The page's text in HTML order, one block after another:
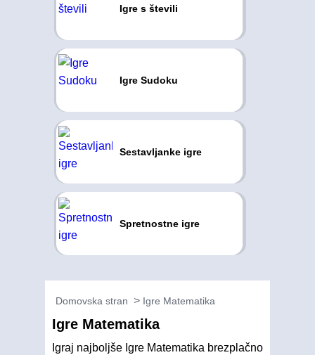
Igre s števili
Igre Sudoku
Sestavljanke igre
Spretnostne igre
Domovska stran Igre Matematika
Igre Matematika
Igraj najboljše Igre Matematika brezplačno